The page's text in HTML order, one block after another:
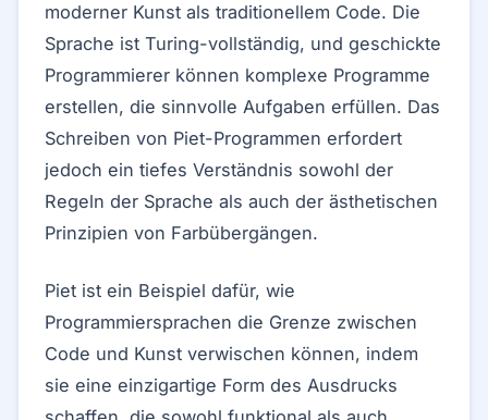
moderner Kunst als traditionellem Code. Die
Sprache ist Turing-vollständig, und geschickte
Programmierer können komplexe Programme
erstellen, die sinnvolle Aufgaben erfüllen. Das
Schreiben von Piet-Programmen erfordert
jedoch ein tiefes Verständnis sowohl der
Regeln der Sprache als auch der ästhetischen
Prinzipien von Farbübergängen.
Piet ist ein Beispiel dafür, wie
Programmiersprachen die Grenze zwischen
Code und Kunst verwischen können, indem
sie eine einzigartige Form des Ausdrucks